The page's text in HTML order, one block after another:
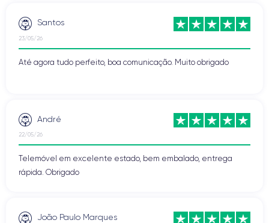
Santos
23/05/26
Até agora tudo perfeito, boa comunicação. Muito obrigado
André
22/05/26
Telemóvel em excelente estado, bem embalado, entrega
rápida. Obrigado
João Paulo Marques